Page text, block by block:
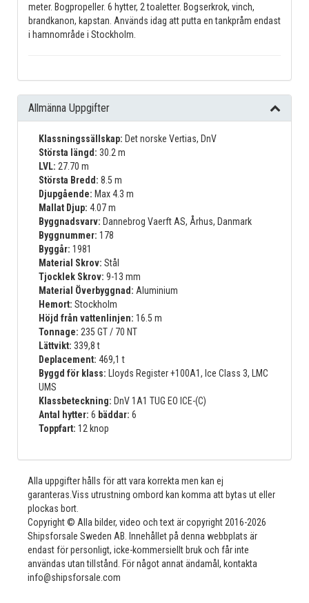
meter. Bogpropeller. 6 hytter, 2 toaletter. Bogserkrok, vinch,
brandkanon, kapstan. Används idag att putta en tankpråm endast
i hamnområde i Stockholm.
Allmänna Uppgifter
Klassningssällskap: Det norske Vertias, DnV
Största längd: 30.2 m
LVL: 27.70 m
Största Bredd: 8.5 m
Djupgående: Max 4.3 m
Mallat Djup: 4.07 m
Byggnadsvarv: Dannebrog Vaerft AS, Århus, Danmark
Byggnummer: 178
Byggår: 1981
Material Skrov: Stål
Tjocklek Skrov: 9-13 mm
Material Överbyggnad: Aluminium
Hemort: Stockholm
Höjd från vattenlinjen: 16.5 m
Tonnage: 235 GT / 70 NT
Lättvikt: 339,8 t
Deplacement: 469,1 t
Byggd för klass: Lloyds Register +100A1, Ice Class 3, LMC
UMS
Klassbeteckning: DnV 1A1 TUG EO ICE-(C)
Antal hytter: 6 bäddar: 6
Toppfart: 12 knop
Alla uppgifter hålls för att vara korrekta men kan ej
garanteras.Viss utrustning ombord kan komma att bytas ut eller
plockas bort.
Copyright © Alla bilder, video och text är copyright 2016-2026
Shipsforsale Sweden AB. Innehållet på denna webbplats är
endast för personligt, icke-kommersiellt bruk och får inte
användas utan tillstånd. För något annat ändamål, kontakta
info@shipsforsale.com